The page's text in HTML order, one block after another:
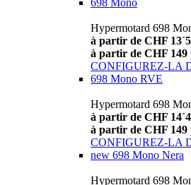
698 Mono
Hypermotard 698
à partir de CHF
à partir de CHF 149
CONFIGUREZ-LA
698 Mono RVE
Hypermotard 698
à partir de CHF
à partir de CHF 149
CONFIGUREZ-LA
new 698 Mono Nera
Hypermotard 698